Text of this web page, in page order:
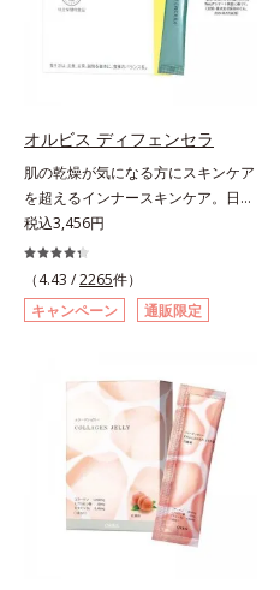
るべく、独自技術によるオルビスの
リポソームビタミンCは高吸収率。
カラダと同じ成分でできたリポソー
ム（カプセル）にビタミンCを閉じ
従来のビタミンCに比べて吸収率が
差で届けるタイムデリバー設計をプ
ラスすることで体内に長く留め、最
大限アプローチしていきます。甘酸
っぱいパイン風味が口の中に爽やか
に広がる顆粒タイプ。水なしでもサ
ッと摂れます。
オルビス ディフェンセラ
肌の乾燥が気になる方にスキンケア
を超えるインナースキンケア。日本
初(*1)“肌にもトクホ(*2)”！肌の乾燥
が気になる方に。高純度に精製した
米胚芽由来のグルコシルセラミドを
配合。「肌の水分を逃しにくくする
ため、肌の乾燥が気になる方に適し
アです。“飲むスキンケア”だから、
顔だけでなく、背中や足など、スキ
ンケア機能は全身にも。なかなか手
が回らない、ボディの乾燥対策にも
おすすめです。ゆずの爽やかな香り
とすっきりとした酸味が特徴の「ゆ
ず風味」、芳醇なマスカットの香り
税込3,456円
（4.43 /2265件）
キャンペーン
通販限定